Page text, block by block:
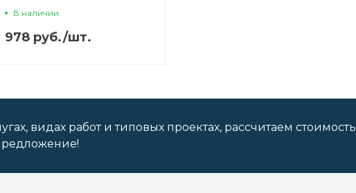
В наличии
978 руб./шт.
видах работ и типовых проектах, рассчитаем стоимость